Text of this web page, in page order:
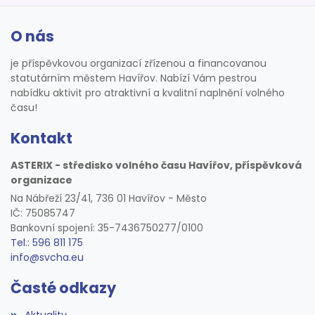
O nás
je příspěvkovou organizací zřízenou a financovanou
statutárním městem Havířov. Nabízí Vám pestrou
nabídku aktivit pro atraktivní a kvalitní naplnění volného
času!
Kontakt
ASTERIX - středisko volného času Havířov, příspěvková
organizace
Na Nábřeží 23/41, 736 01 Havířov - Město
IČ: 75085747
Bankovní spojení: 35-7436750277/0100
Tel.: 596 811 175
info@svcha.eu
Časté odkazy